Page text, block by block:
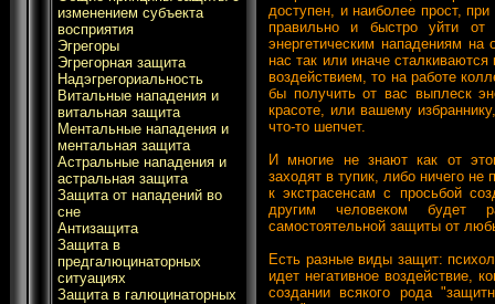
изменением субъекта
восприятия
Эгрегоры
Эгрегорная защита
Надэгрегориальность
Витальные нападения и
витальная защита
Ментальные нападения и
ментальная защита
Астральные нападения и
астральная защита
Защита от нападений во
сне
Антизащита
Защита в
предгалюцинаторных
ситуациях
Защита в галюцинаторных
доступен, и наиболее прост,
правильно и быстро уйти от
энергетическим нападениям на
нас так или иначе
воздействием, то на работе
бы получить от вас выплеск
красоте, или вашему
что-то шепчет.
И многие не знают как от
заходят в тупик, либо ничего
к экстрасенсам с просьбой
другим человеком будет
самостоятельной защиты от
Есть разные виды защит:
идет негативное воздействие,
создании всякого рода